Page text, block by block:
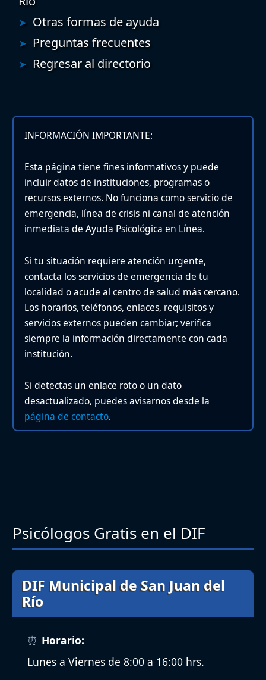
Otras formas de ayuda
Preguntas frecuentes
Regresar al directorio
INFORMACIÓN IMPORTANTE:
Esta página tiene fines informativos y puede
incluir datos de instituciones, programas o
recursos externos. No funciona como servicio de
emergencia, línea de crisis ni canal de atención
inmediata de Ayuda Psicológica en Línea.
Si tu situación requiere atención urgente,
contacta los servicios de emergencia de tu
localidad o acude al centro de salud más cercano.
Los horarios, teléfonos, enlaces, requisitos y
servicios externos pueden cambiar; verifica
siempre la información directamente con cada
institución.
Si detectas un enlace roto o un dato
desactualizado, puedes avisarnos desde la
página de contacto.
Psicólogos Gratis en el DIF
DIF Municipal de San Juan del
Río
Horario:
Lunes a Viernes de 8:00 a 16:00 hrs.